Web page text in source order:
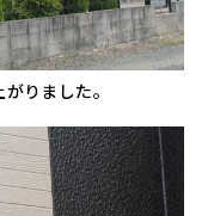
りました。